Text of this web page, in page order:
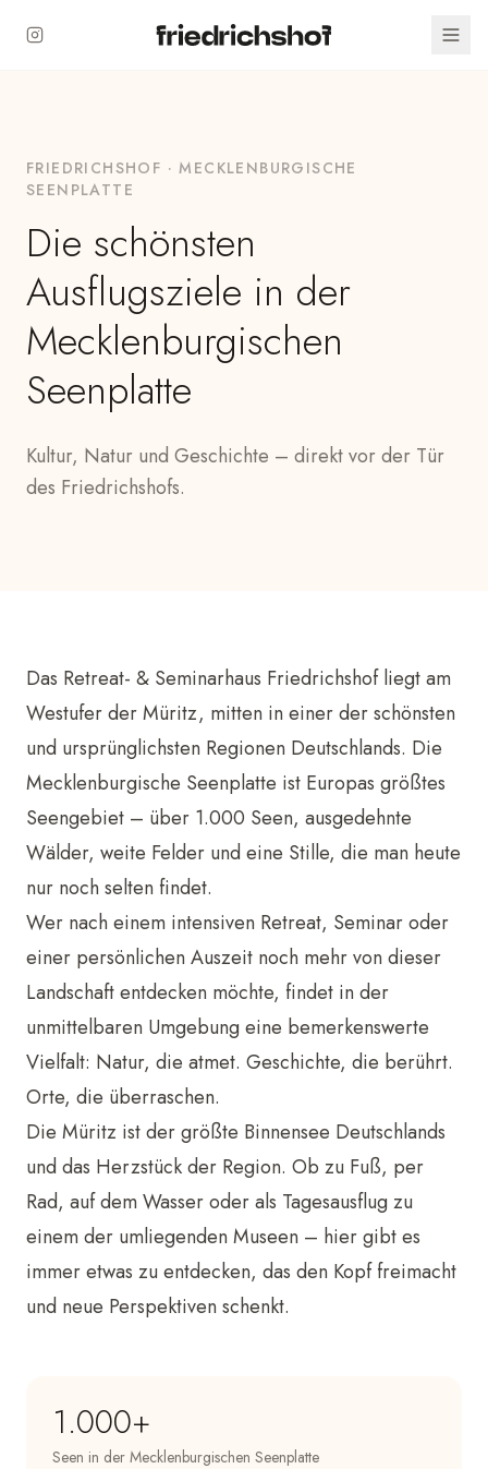
FRIEDRICHSHOF · MECKLENBURGISCHE
SEENPLATTE
Die schönsten
Ausflugsziele in der
Mecklenburgischen
Seenplatte
Kultur, Natur und Geschichte – direkt vor der Tür
des Friedrichshofs.
Das Retreat- & Seminarhaus Friedrichshof liegt am
Westufer der Müritz, mitten in einer der schönsten
und ursprünglichsten Regionen Deutschlands. Die
Mecklenburgische Seenplatte ist Europas größtes
Seengebiet – über 1.000 Seen, ausgedehnte
Wälder, weite Felder und eine Stille, die man heute
nur noch selten findet.
Wer nach einem intensiven Retreat, Seminar oder
einer persönlichen Auszeit noch mehr von dieser
Landschaft entdecken möchte, findet in der
unmittelbaren Umgebung eine bemerkenswerte
Vielfalt: Natur, die atmet. Geschichte, die berührt.
Orte, die überraschen.
Die Müritz ist der größte Binnensee Deutschlands
und das Herzstück der Region. Ob zu Fuß, per
Rad, auf dem Wasser oder als Tagesausflug zu
einem der umliegenden Museen – hier gibt es
immer etwas zu entdecken, das den Kopf freimacht
und neue Perspektiven schenkt.
1.000+
Seen in der Mecklenburgischen Seenplatte